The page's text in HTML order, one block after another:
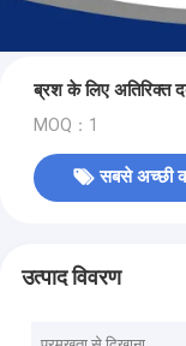
ब्रश के लिए अतिरिक्त
MOQ：1
सबसे अच्छी
उत्पाद विवरण